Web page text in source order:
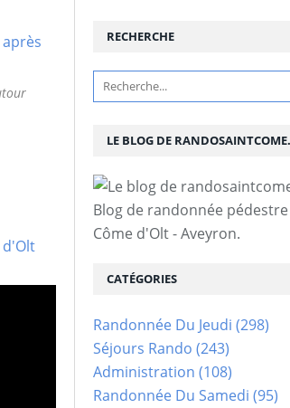
RECHERCHE
LE BLOG DE
Blog de randonnée
Côme d'Olt - Aveyron.
CATÉGORIES
Randonnée Du Jeudi (298)
Séjours Rando (243)
Administration (108)
Randonnée Du Samedi (95)